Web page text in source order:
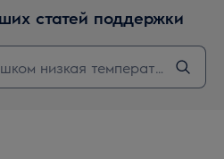
статей поддержки